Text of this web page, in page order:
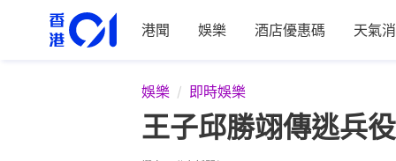
港聞 娛樂 酒店優惠碼 天氣
娛樂 即時娛樂
王子邱勝翊傳逃兵